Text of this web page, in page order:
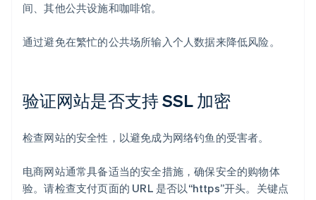
间、其他公共设施和咖啡馆。
通过避免在繁忙的公共场所输入个人数据来降低风险。
验证网站是否支持 SSL 加密
检查网站的安全性，以避免成为网络钓鱼的受害者。
电商网站通常具备适当的安全措施，确保安全的购物体
验。请检查支付页面的 URL 是否以“https”开头。关键点